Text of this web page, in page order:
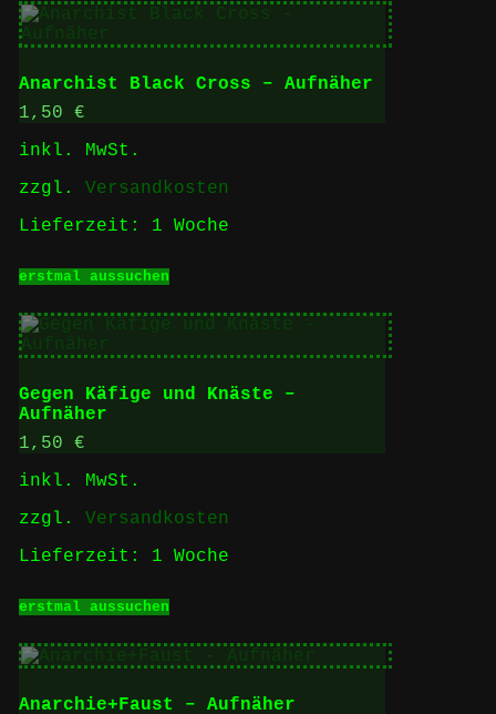
mehrere
auf.
Die
Optionen
gewählt
Anarchist Black Cross – Aufnäher
1,50 €
inkl. MwSt.
zzgl. Versandkosten
Lieferzeit: 1 Woche
erstmal aussuchenProdukt
mehrere
auf.
Die
Optionen
werden
Gegen Käfige und Knäste –
Aufnäher
1,50 €
inkl. MwSt.
zzgl. Versandkosten
Lieferzeit: 1 Woche
erstmal aussuchenProdukt
mehrere
Varianten
auf.
Anarchie+Faust – Aufnäher